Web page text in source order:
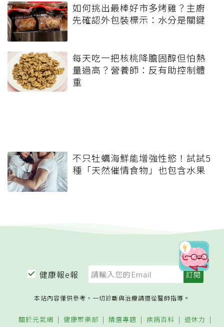
如何挑出最棒好市多烤雞？主廚
先確認外包裝標示：水分是關鍵
每天吃一把核桃降膽固醇但怕熱
量過高？營養師：反有助控制體
重
不只牡蠣海鮮能增強性慾！試試5
種「天然催情食物」也包含水果
健康報e報
本站內容僅供參考，一切診斷與治療請遵從醫師指導。
關於元氣網 健康聚樂部 精選專題 疾病百科 退休力